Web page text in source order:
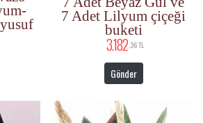
7 Adet Lilyum çiçeği
buketi
3.182,36 TL
Gönder